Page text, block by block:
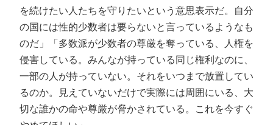
を続けたい人たちを守りたいという意思表示だ。自分
の国には性的少数者は要らないと言っているようなも
のだ」「多数派が少数者の尊厳を奪っている、人権を
侵害している。みんなが持っている同じ権利なのに、
一部の人が持っていない。それをいつまで放置してい
るのか。見えていないだけで実際には周囲にいる、大
切な誰かの命や尊厳が脅かされている。これを今すぐ